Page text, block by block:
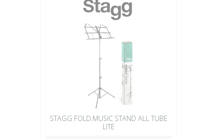
STAGG FOLD.MUSIC STAND ALL TUBE
LITE